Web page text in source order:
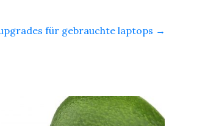
für gebrauchte laptops →